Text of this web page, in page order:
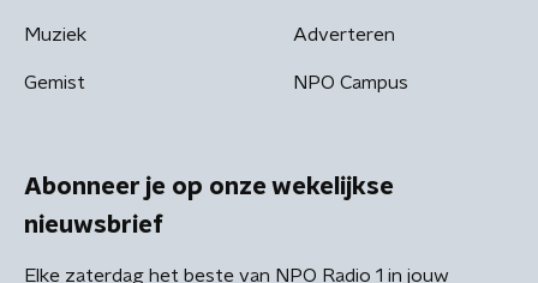
Muziek
Gemist
Adverteren
NPO Campus
Abonneer je op onze wekelijkse
nieuwsbrief
Elke zaterdag het beste van NPO Radio 1 in jouw